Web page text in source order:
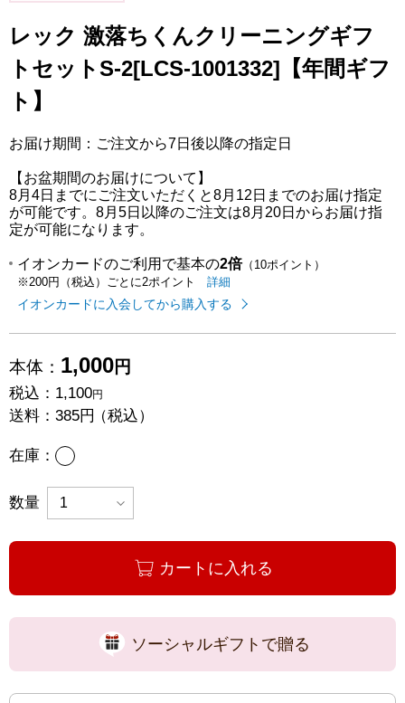
レック 激落ちくんクリーニングギフ
トセットS-2[LCS-1001332]【年間ギフ
ト】
お届け期間：ご注文から7日後以降の指定日
【お盆期間のお届けについて】
8月4日までにご注文いただくと8月12日までのお届け指定
が可能です。8月5日以降のご注文は8月20日からお届け指
定が可能になります。
イオンカードのご利用で基本の2倍（10ポイント）
※200円（税込）ごとに2ポイント
イオンカードのご利用でたまるポイ
詳細
イオンカードに入会してから購入する
本体： 1,000円
税込： 1,100円
送料： 385円（税込）
在庫： あり
数量
カートに入れる
ソーシャルギフトで贈る